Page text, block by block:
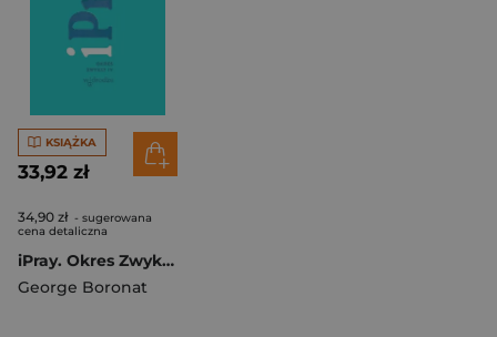
KSIĄŻKA
33,92 zł
34,90 zł - sugerowana
cena detaliczna
iPray. Okres Zwykły IV
George Boronat